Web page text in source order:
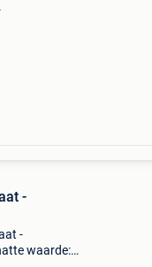
-
-
waarde: